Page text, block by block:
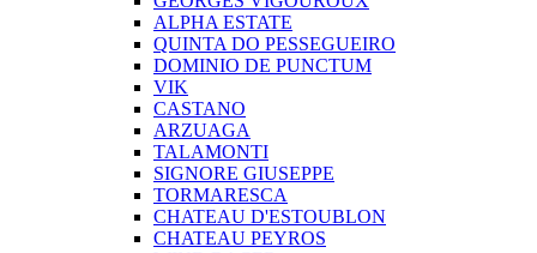
ALPHA ESTATE
QUINTA DO PESSEGUEIRO
DOMINIO DE PUNCTUM
VIK
CASTANO
ARZUAGA
TALAMONTI
SIGNORE GIUSEPPE
TORMARESCA
CHATEAU D'ESTOUBLON
CHATEAU PEYROS